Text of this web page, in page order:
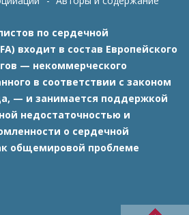
по сердечной
входит в состав Европейского
— некоммерческого
в соответствии с законом
— и занимается поддержкой
недостаточностью и
о сердечной
общемировой проблеме